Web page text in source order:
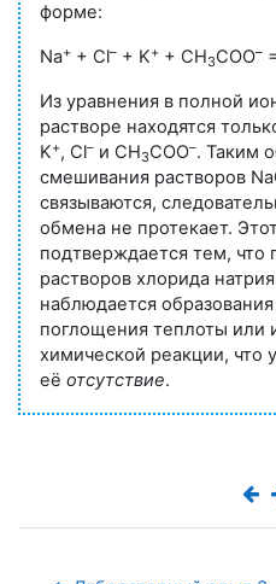
форме:
Na+ + Cl– + K+ + CH3COO–
Из уравнения в полной
растворе находятся
K+, Cl– и CH3COO–. Таким
смешивания растворов
связываются,
обмена не протекает.
подтверждается тем, что
растворов хлорида
наблюдается
поглощения теплоты или
химической реакции, что
её отсутствие.